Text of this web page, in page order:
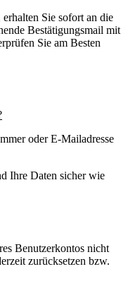
Sie sofort an die
Bestätigungsmail mit
Sie am Besten
oder E-Mailadresse
Ihre Daten sicher wie
Benutzerkontos nicht
zurücksetzen bzw.